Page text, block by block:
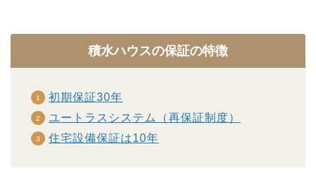
積水ハウスの保証の特徴
初期保証30年
ユートラスシステム（再保証制度）
住宅設備保証は10年